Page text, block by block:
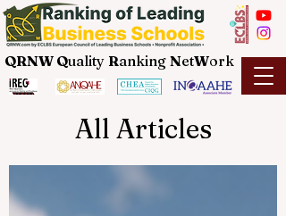
QRNW Quality Ranking NetWork
All Articles